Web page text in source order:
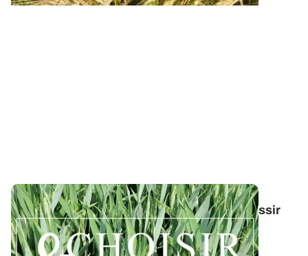
Conduite du triticale : des guides pour réussir
ses interventions au printemps 2026
Retrouvez toutes les préconisations en matière de